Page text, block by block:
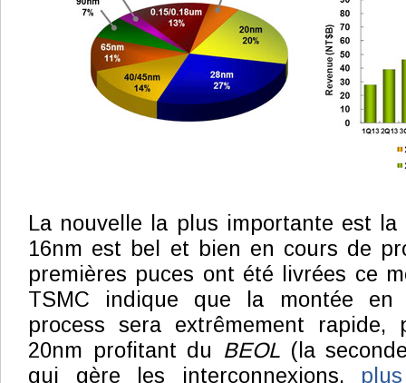
La nouvelle la plus importante est
16nm est bel et bien en cours de
premières puces ont été livrées ce
TSMC indique que la montée en
process sera extrêmement
20nm profitant du BEOL(la
qui gère les interconnexions,